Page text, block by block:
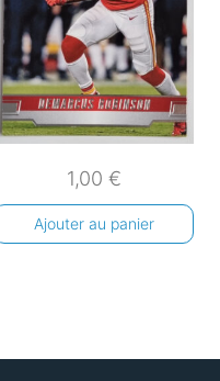
1,00 €
Ajouter au panier